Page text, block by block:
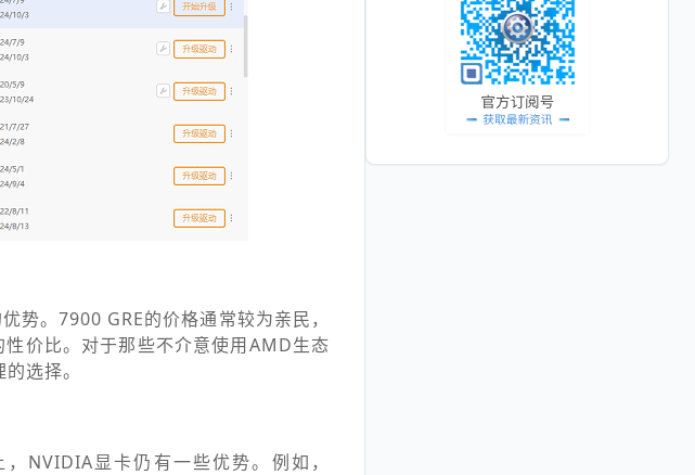
势。7900 GRE的价格通常较为亲民，
价比。对于那些不介意使用AMD生态
选择。
NVIDIA显卡仍有一些优势。例如，